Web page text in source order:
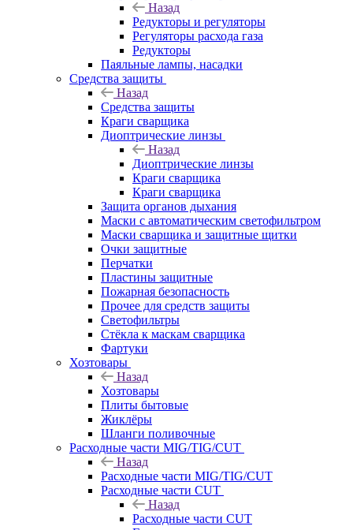
Назад
Редукторы и регуляторы
Регуляторы расхода газа
Редукторы
Паяльные лампы, насадки
Средства защиты
Назад
Средства защиты
Краги сварщика
Диоптрические линзы
Назад
Диоптрические линзы
Краги сварщика
Краги сварщика
Защита органов дыхания
Маски с автоматическим светофильтром
Маски сварщика и защитные щитки
Очки защитные
Перчатки
Пластины защитные
Пожарная безопасность
Прочее для средств защиты
Светофильтры
Стёкла к маскам сварщика
Фартуки
Хозтовары
Назад
Хозтовары
Плиты бытовые
Жиклёры
Шланги поливочные
Расходные части MIG/TIG/CUT
Назад
Расходные части MIG/TIG/CUT
Расходные части CUT
Назад
Расходные части CUT